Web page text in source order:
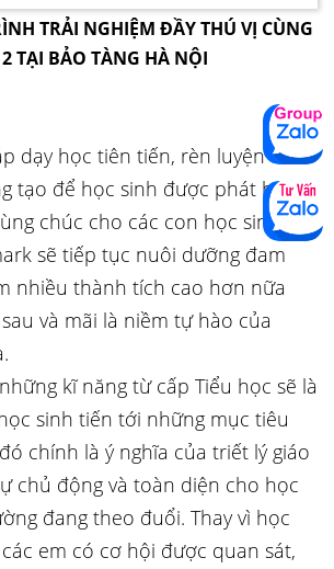
TRẢI NGHIỆM ĐẦY THÚ VỊ CÙNG
TẠI BẢO TÀNG HÀ NỘI
dạy học tiên tiến, rèn luyện tư
tạo để học sinh được phát huy
chúc cho các con học sinh
sẽ tiếp tục nuôi dưỡng đam
nhiều thành tích cao hơn nữa
và mãi là niềm tự hào của
kĩ năng từ cấp Tiểu học sẽ là
sinh tiến tới những mục tiêu
chính là ý nghĩa của triết lý giáo
chủ động và toàn diện cho học
đang theo đuổi. Thay vì học
em có cơ hội được quan sát,